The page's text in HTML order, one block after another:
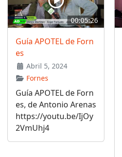
00:05:26
Guía APOTEL de Forn
es
Abril 5, 2024
Fornes
Guía APOTEL de Forn
es, de Antonio Arenas
https://youtu.be/IjOy
2VmUhj4